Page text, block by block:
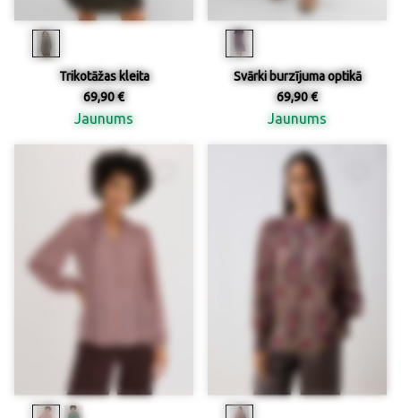
Trikotāžas kleita
69,90 €
Jaunums
Svārki burzījuma optikā
69,90 €
Jaunums